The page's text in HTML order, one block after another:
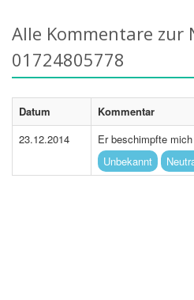
Alle Kommentare zur
01724805778
Datum
Kommentar
23.12.2014
Er beschimpfte
Unbekannt